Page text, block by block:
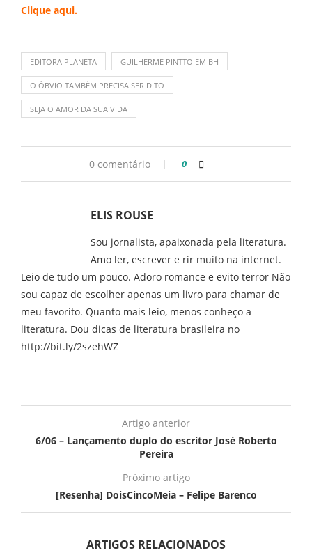
Clique aqui.
EDITORA PLANETA GUILHERME PINTTO EM BH
O ÓBVIO TAMBÉM PRECISA SER DITO
SEJA O AMOR DA SUA VIDA
0 comentário 0
ELIS ROUSE
Sou jornalista, apaixonada pela literatura.
Amo ler, escrever e rir muito na internet.
Leio de tudo um pouco. Adoro romance e evito terror Não
sou capaz de escolher apenas um livro para chamar de
meu favorito. Quanto mais leio, menos conheço a
literatura. Dou dicas de literatura brasileira no
http://bit.ly/2szehWZ
Artigo anterior
6/06 – Lançamento duplo do escritor José Roberto
Pereira
Próximo artigo
[Resenha] DoisCincoMeia – Felipe Barenco
ARTIGOS RELACIONADOS